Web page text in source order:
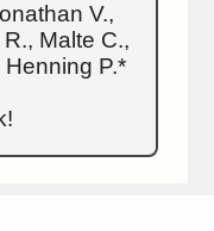
V.,
Malte C.,
P.*